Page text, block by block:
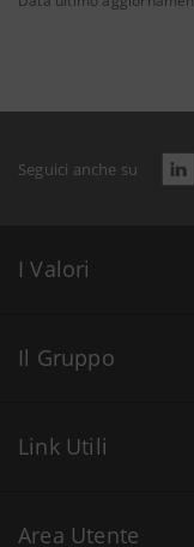
Seguici anche su
I Valori
Il Gruppo
Link Utili
Area Utente